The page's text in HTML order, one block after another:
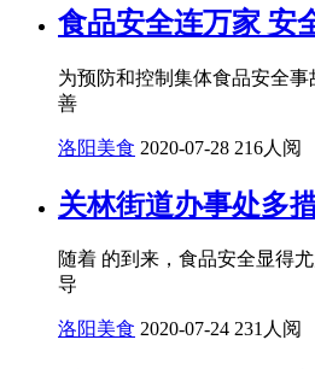
食品安全连万家 安
为预防和控制集体食品安全
善
洛阳美食 2020-07-28 216人阅
关林街道办事处多
随着 的到来，食品安全显得
导
洛阳美食 2020-07-24 231人阅